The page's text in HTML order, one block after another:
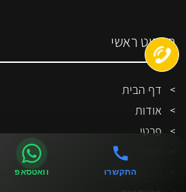
תפריט ראשי
דף הבית
אודות
פרטי
הלבשת הבית
התקשרו וואטסאפ